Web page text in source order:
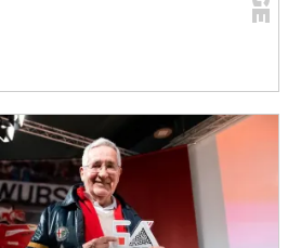
SPRINT GTA
SPRINT GTA STORIA